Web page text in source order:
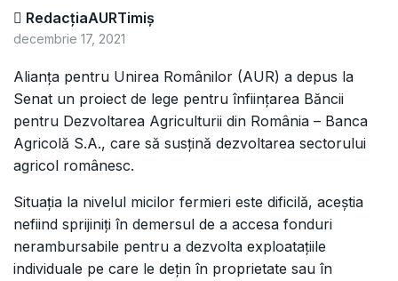
RedacțiaAURTimiș
decembrie 17, 2021
Alianţa pentru Unirea Românilor (AUR) a depus la
Senat un proiect de lege pentru înființarea Băncii
pentru Dezvoltarea Agriculturii din România – Banca
Agricolă S.A., care să susțină dezvoltarea sectorului
agricol românesc.
Situația la nivelul micilor fermieri este dificilă, aceștia
nefiind sprijiniți în demersul de a accesa fonduri
nerambursabile pentru a dezvolta exploatațiile
individuale pe care le dețin în proprietate sau în